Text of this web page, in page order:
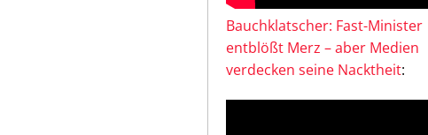
Bauchklatscher: Fast-Minister
entblößt Merz – aber Medien
verdecken seine Nacktheit: